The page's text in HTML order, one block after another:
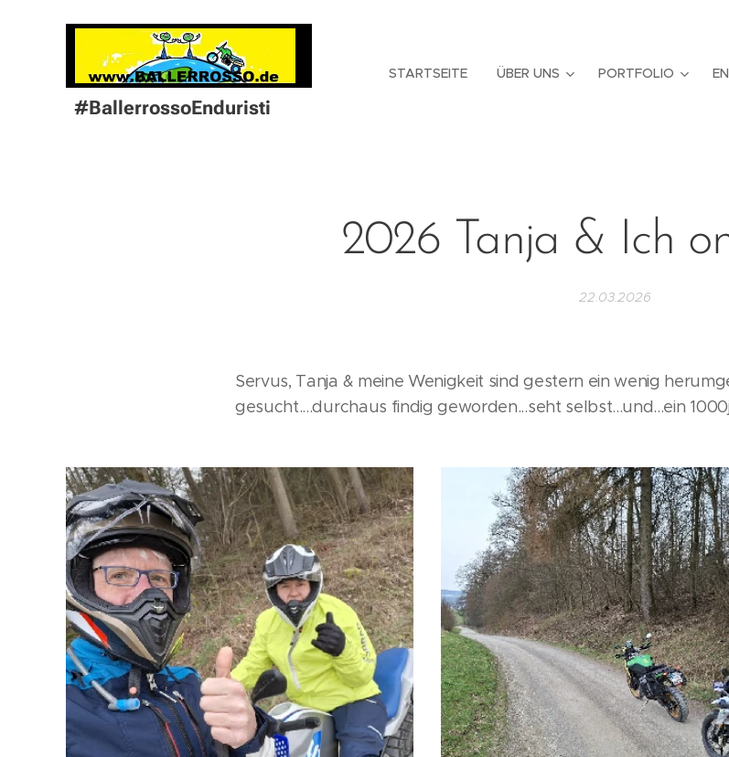
#BallerrossoEnduristi
STARTSEITE ÜBER UNS PORTFOLIO
2026 Tanja & Ich
22.03.2026
Servus, Tanja & meine Wenigkeit sind gestern ein wenig
gesucht....durchaus findig geworden...seht selbst...und...ein